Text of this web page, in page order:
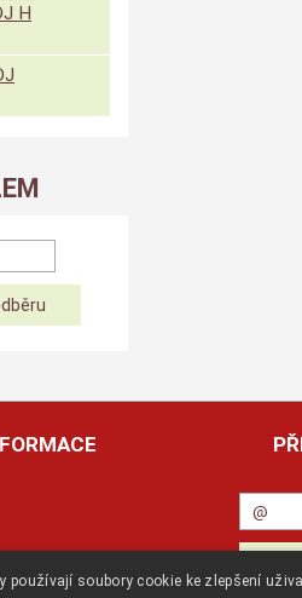
H
používají soubory cookie ke zlepšení